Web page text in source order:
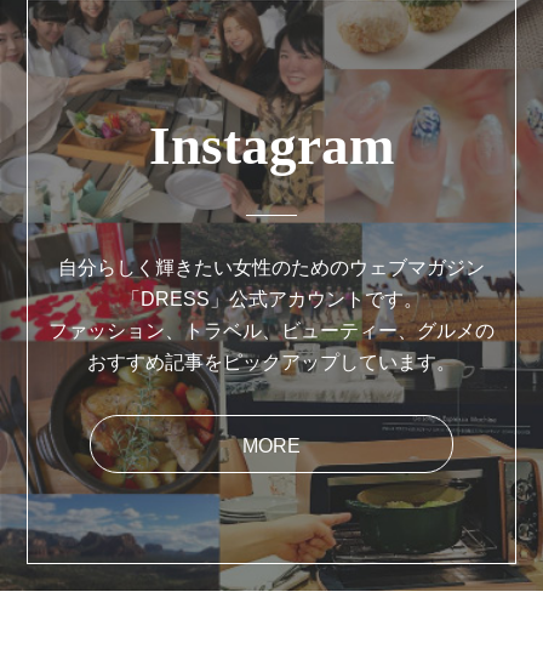
Instagram
自分らしく輝きたい女性のためのウェブマガジン
「DRESS」公式アカウントです。
ファッション、トラベル、ビューティー、グルメの
おすすめ記事をピックアップしています。
MORE